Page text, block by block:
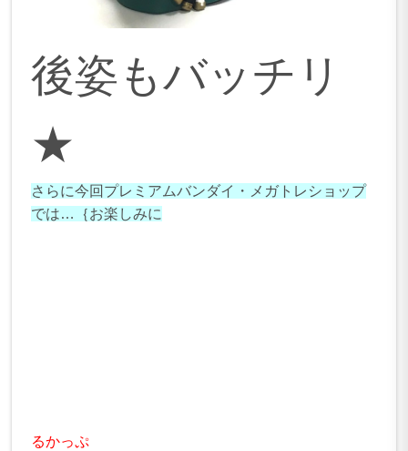
後姿もバッチリ
★
さらに今回プレミアムバンダイ・メガトレショップ
では…｛お楽しみに
るかっぷ